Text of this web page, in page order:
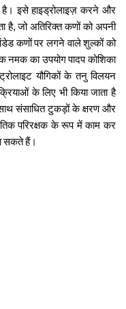
इसे हाइड्रोलाइज़ करने और
है, जो अतिरिक्त कणों को अपनी
कणों पर लगने वाले शुल्कों को
नमक का उपयोग पादप कोशिका
यौगिकों के तनु विलयन
के लिए भी किया जाता है
संसाधित टुकड़ों के क्षरण और
परिरक्षक के रूप में काम कर
सकते हैं।